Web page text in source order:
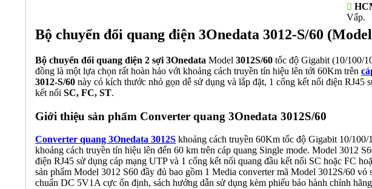
Vấp.
Bộ chuyển đổi quang điện 3Onedata 3012-S/60
Bộ chuyển đổi quang điện 2 sợi 3Onedata Model 3012S/60 tốc độ Gigabit (10/100/
đồng là một lựa chọn rất hoàn hảo với khoảng cách truyền tín hiệu lên tới 60Km trên
3012-S/60 này có kích thước nhỏ gọn dễ sử dụng và lắp đặt, 1 cổng kết nối điện RJ45
kết nối SC, FC, ST.
Giới thiệu sản phẩm Converter quang 3Onedata 3012S/60
Converter quang 3Onedata 3012S khoảng cách truyền 60Km tốc độ Gigabit 10/
khoảng cách truyền tín hiệu lên đến 60 km trên cáp quang Single mode. Model 3012
điện RJ45 sử dụng cáp mạng UTP và 1 cổng kết nối quang đầu kết nối SC hoặc FC
sản phẩm Model 3012 S60 đầy đủ bao gồm 1 Media converter mã Model 3012S/60
chuẩn DC 5V1A cực ổn định, sách hướng dẫn sử dụng kèm phiếu bảo hành chính